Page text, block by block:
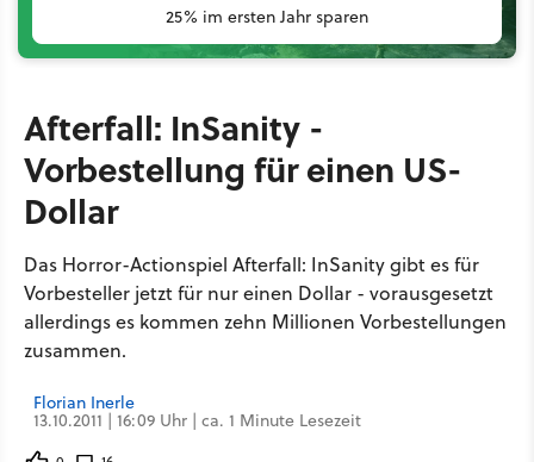
25% im ersten Jahr sparen
Afterfall: InSanity -
Vorbestellung für einen US-
Dollar
Das Horror-Actionspiel Afterfall: InSanity gibt es für
Vorbesteller jetzt für nur einen Dollar - vorausgesetzt
allerdings es kommen zehn Millionen Vorbestellungen
zusammen.
Florian Inerle
13.10.2011 | 16:09 Uhr | ca. 1 Minute Lesezeit